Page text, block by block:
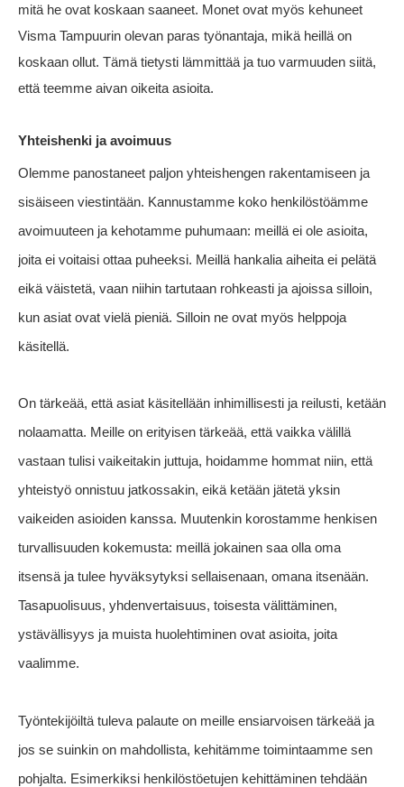
mitä he ovat koskaan saaneet. Monet ovat myös kehuneet
Visma Tampuurin olevan paras työnantaja, mikä heillä on
koskaan ollut. Tämä tietysti lämmittää ja tuo varmuuden siitä,
että teemme aivan oikeita asioita.
Yhteishenki ja avoimuus
Olemme panostaneet paljon yhteishengen rakentamiseen ja
sisäiseen viestintään. Kannustamme koko henkilöstöämme
avoimuuteen ja kehotamme puhumaan: meillä ei ole asioita,
joita ei voitaisi ottaa puheeksi. Meillä hankalia aiheita ei pelätä
eikä väistetä, vaan niihin tartutaan rohkeasti ja ajoissa silloin,
kun asiat ovat vielä pieniä. Silloin ne ovat myös helppoja
käsitellä.
On tärkeää, että asiat käsitellään inhimillisesti ja reilusti, ketään
nolaamatta. Meille on erityisen tärkeää, että vaikka välillä
vastaan tulisi vaikeitakin juttuja, hoidamme hommat niin, että
yhteistyö onnistuu jatkossakin, eikä ketään jätetä yksin
vaikeiden asioiden kanssa. Muutenkin korostamme henkisen
turvallisuuden kokemusta: meillä jokainen saa olla oma
itsensä ja tulee hyväksytyksi sellaisenaan, omana itsenään.
Tasapuolisuus, yhdenvertaisuus, toisesta välittäminen,
ystävällisyys ja muista huolehtiminen ovat asioita, joita
vaalimme.
Työntekijöiltä tuleva palaute on meille ensiarvoisen tärkeää ja
jos se suinkin on mahdollista, kehitämme toimintaamme sen
pohjalta. Esimerkiksi henkilöstöetujen kehittäminen tehdään